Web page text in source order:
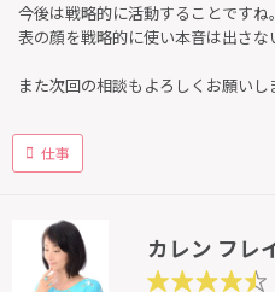
今後は戦略的に活動することですね
表の顔を戦略的に使い本音は出さな
また次回の相談もよろしくお願いし
仕事
カレン フレ